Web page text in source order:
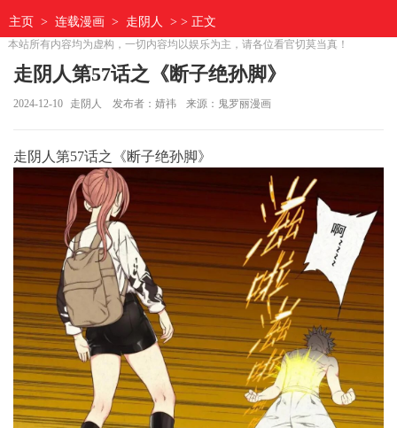
主页 > 连载漫画 > 走阴人 > > 正文
本站所有内容均为虚构，一切内容均以娱乐为主，请各位看官切莫当真！
走阴人第57话之《断子绝孙脚》
2024-12-10 走阴人 发布者：婧祎 来源：鬼罗丽漫画
走阴人第57话之《断子绝孙脚》